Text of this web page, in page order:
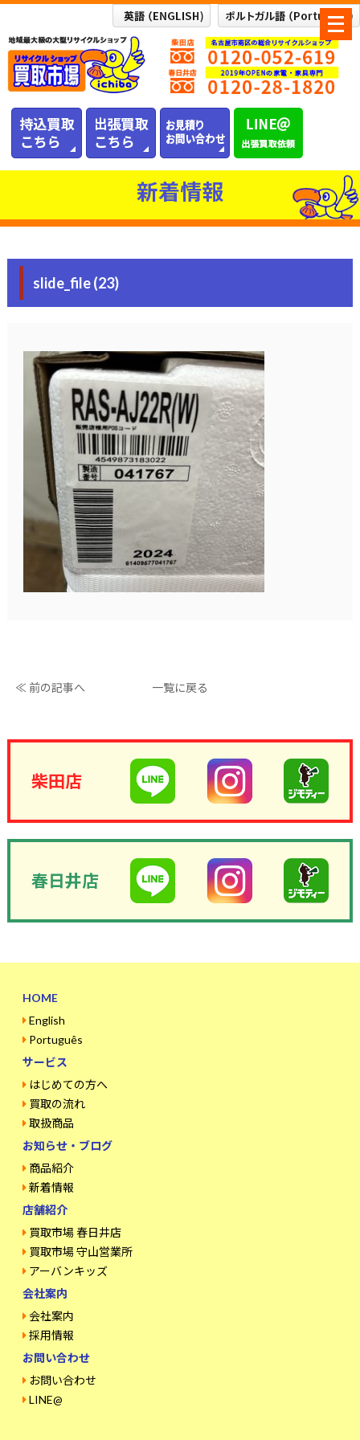
メ
ニ
ュ
ー
新着情報
slide_file (23)
≪ 前の記事へ 一覧に戻る
柴田店
春日井店
HOME
English
Português
サービス
はじめての方へ
買取の流れ
取扱商品
お知らせ・ブログ
商品紹介
新着情報
店舗紹介
買取市場 春日井店
買取市場 守山営業所
アーバンキッズ
会社案内
会社案内
採用情報
お問い合わせ
お問い合わせ
LINE@